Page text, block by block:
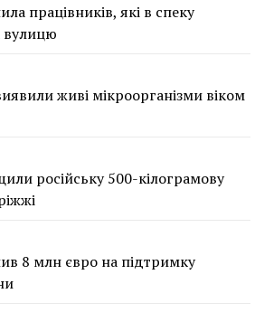
працівників, які в спеку
вулицю
живі мікроорганізми віком
російську 500-кілограмову
8 млн євро на підтримку